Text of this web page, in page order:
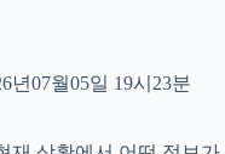
년07월05일 19시23분